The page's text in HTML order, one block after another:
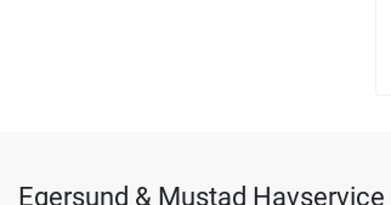
Egersund & Mustad Havservice